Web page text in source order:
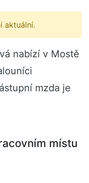
aktuální.
nabízí v Mostě
mzda je
místu